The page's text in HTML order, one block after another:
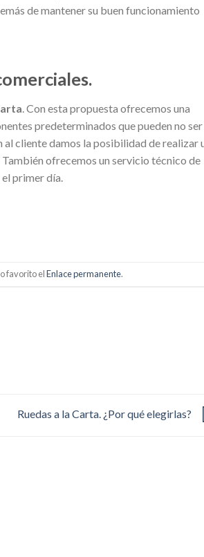
de mantener su buen funcionamiento
. Con esta propuesta ofrecemos una
predeterminados que pueden no
cliente damos la posibilidad de realizar
ofrecemos un servicio técnico de
primer día.
favorito elEnlace permanente.
Ruedas a la Carta. ¿Por qué elegirlas?